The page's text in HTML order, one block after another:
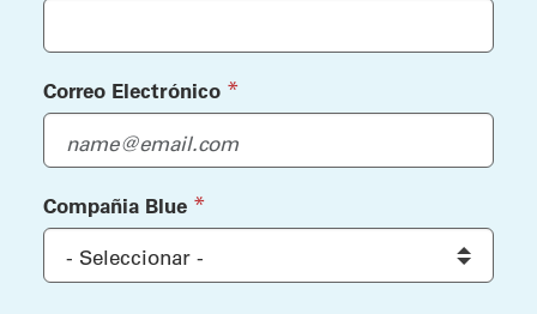
Correo Electrónico (required)
*
Compañia Blue (required)
*